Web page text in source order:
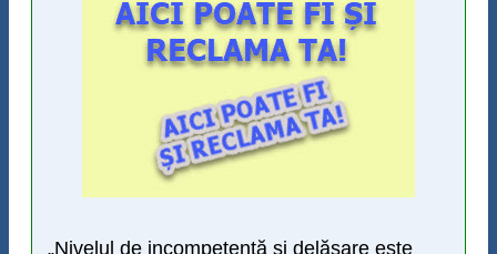
„Nivelul de incompetenţă şi delăsare este